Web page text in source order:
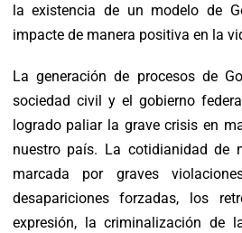
la existencia de un modelo de
impacte de manera positiva en la
La generación de procesos de
sociedad civil y el gobierno
logrado paliar la grave crisis en
nuestro país. La cotidianidad de
marcada por graves
desapariciones forzadas, los
expresión, la criminalización de